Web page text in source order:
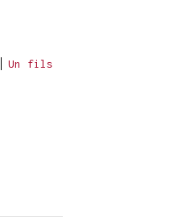
Un fils